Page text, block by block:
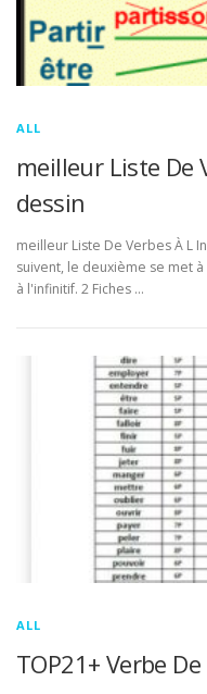
ALL
meilleur Liste De
dessin
meilleur Liste De Verbes À L
suivent, le deuxième se met
à l'infinitif. 2 Fiches …
ALL
TOP21+ Verbe